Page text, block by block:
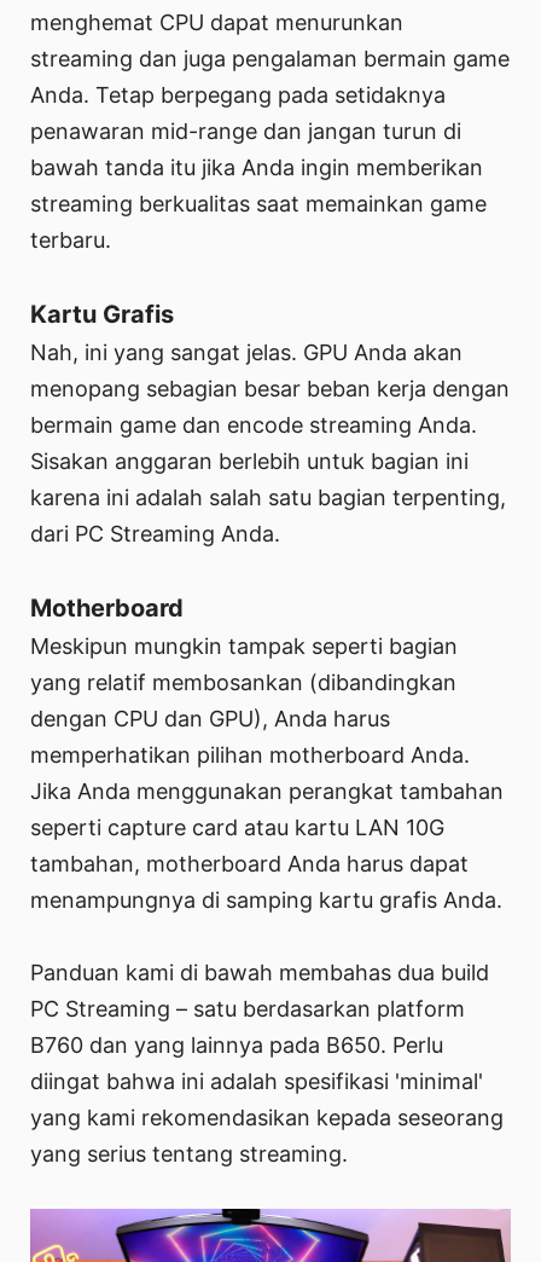
menghemat CPU dapat menurunkan
streaming dan juga pengalaman bermain game
Anda. Tetap berpegang pada setidaknya
penawaran mid-range dan jangan turun di
bawah tanda itu jika Anda ingin memberikan
streaming berkualitas saat memainkan game
terbaru.
Kartu Grafis
Nah, ini yang sangat jelas. GPU Anda akan
menopang sebagian besar beban kerja dengan
bermain game dan encode streaming Anda.
Sisakan anggaran berlebih untuk bagian ini
karena ini adalah salah satu bagian terpenting,
dari PC Streaming Anda.
Motherboard
Meskipun mungkin tampak seperti bagian
yang relatif membosankan (dibandingkan
dengan CPU dan GPU), Anda harus
memperhatikan pilihan motherboard Anda.
Jika Anda menggunakan perangkat tambahan
seperti capture card atau kartu LAN 10G
tambahan, motherboard Anda harus dapat
menampungnya di samping kartu grafis Anda.
Panduan kami di bawah membahas dua build
PC Streaming – satu berdasarkan platform
B760 dan yang lainnya pada B650. Perlu
diingat bahwa ini adalah spesifikasi 'minimal'
yang kami rekomendasikan kepada seseorang
yang serius tentang streaming.